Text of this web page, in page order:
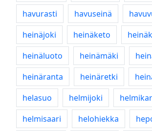
havurasti
havuseinä
heinäjoki
heinäketo
heinäluoto
heinämäki
heinäranta
heinäretki
helasuo
helmijoki
helmisaari
helohiekka